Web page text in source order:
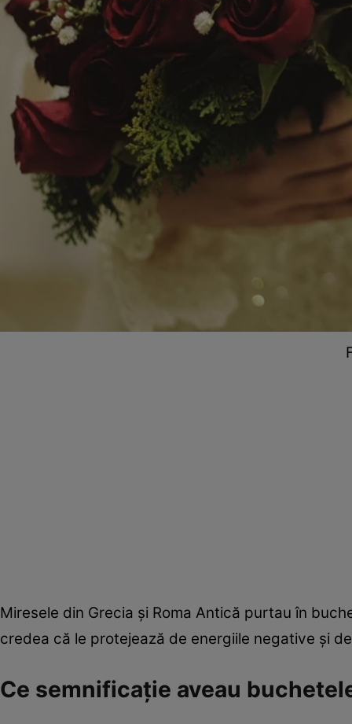
Miresele din Grecia și Roma Antică purtau în
credea că le protejează de energiile negative și
Ce semnificație aveau